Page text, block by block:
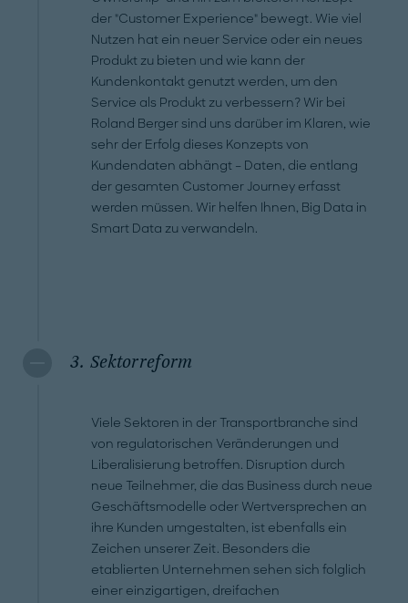
der "Customer Experience" bewegt. Wie viel
Nutzen hat ein neuer Service oder ein neues
Produkt zu bieten und wie kann der
Kundenkontakt genutzt werden, um den
Service als Produkt zu verbessern? Wir bei
Roland Berger sind uns darüber im Klaren, wie
sehr der Erfolg dieses Konzepts von
Kundendaten abhängt – Daten, die entlang
der gesamten Customer Journey erfasst
werden müssen. Wir helfen Ihnen, Big Data in
Smart Data zu verwandeln.
3. Sektorreform
Viele Sektoren in der Transportbranche sind
von regulatorischen Veränderungen und
Liberalisierung betroffen. Disruption durch
neue Teilnehmer, die das Business durch neue
Geschäftsmodelle oder Wertversprechen an
ihre Kunden umgestalten, ist ebenfalls ein
Zeichen unserer Zeit. Besonders die
etablierten Unternehmen sehen sich folglich
einer einzigartigen, dreifachen